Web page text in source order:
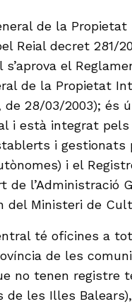
de la Propietat
Reial decret 281/
el
de la Propietat
de 28/03/2003); és
i està integrat pels
i gestionats
i el
de l’Administració
del Ministeri de
té oficines a
de les
no tenen registre
de les Illes